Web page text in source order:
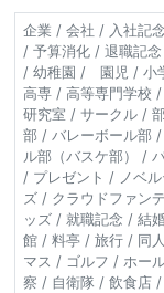
企業 / 会社 / 入社記
/ 予算消化 / 退職記
/ 幼稚園 / 園児 / 小
高専 / 高等専門学校
研究室 / サークル /
部 / バレーボール部
ル部（バスケ部） /
/ プレゼント / ノベ
ズ / クラウドファン
ッズ / 就職記念 / 結
館 / 料亭 / 旅行 / 同
マス / ゴルフ / ホー
察 / 自衛隊 / 飲食店